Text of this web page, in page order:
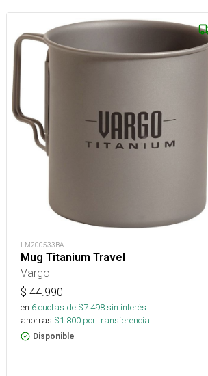
LM200533BA
Mug Titanium Travel
Vargo
$ 44.990
en 6cuotas de $7.498sin interés
ahorras $1.800 por transferencia.
Disponible